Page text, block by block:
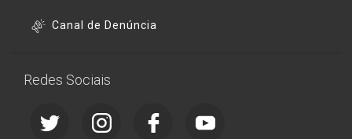
Canal de Denúncia
Redes Sociais